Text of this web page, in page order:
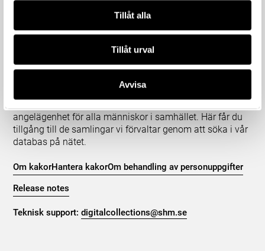
Tillåt alla
Tillåt urval
Avvisa
Om våra samlingar
Statens historiska museer (SHM) har till uppgift att
främja kunskapen om och intresset för Sveriges historia
och att bevara och utveckla det kulturarv som
angelägenhet för alla människor i samhället. Här får du
tillgång till de samlingar vi förvaltar genom att söka i vår
databas på nätet.
Om kakorHantera kakorOm behandling av personuppgifter
Release notes
Teknisk support:digitalcollections@shm.se